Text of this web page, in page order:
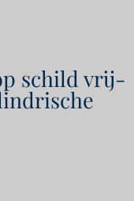
schild vrij-